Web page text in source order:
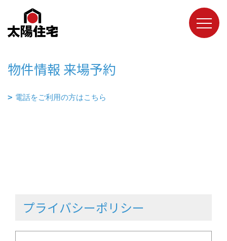
物件情報 来場予約
電話をご利用の方はこちら
プライバシーポリシー